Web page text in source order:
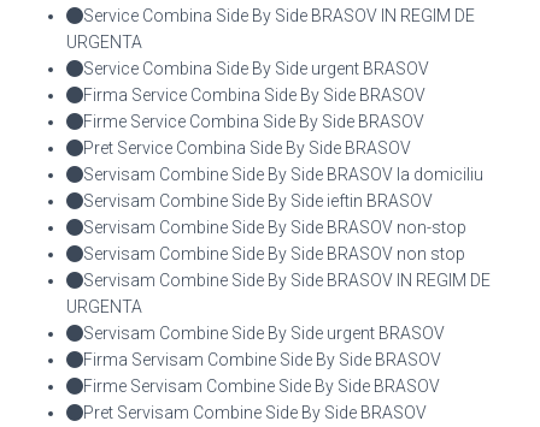
Service Combina Side By Side BRASOV IN REGIM DE
URGENTA
Service Combina Side By Side urgent BRASOV
Firma Service Combina Side By Side BRASOV
Firme Service Combina Side By Side BRASOV
Pret Service Combina Side By Side BRASOV
Servisam Combine Side By Side BRASOV la domiciliu
Servisam Combine Side By Side ieftin BRASOV
Servisam Combine Side By Side BRASOV non-stop
Servisam Combine Side By Side BRASOV non stop
Servisam Combine Side By Side BRASOV IN REGIM DE
URGENTA
Servisam Combine Side By Side urgent BRASOV
Firma Servisam Combine Side By Side BRASOV
Firme Servisam Combine Side By Side BRASOV
Pret Servisam Combine Side By Side BRASOV